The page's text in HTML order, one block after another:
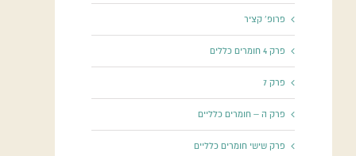
פרופ' קציר
פרק 4 חומרים כללים
פרק 7
פרק ה – חומרים כלליים
פרק שישי חומרים כלליים